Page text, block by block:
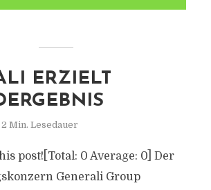
ERZIELT
2 Min. Lesedauer
post![Total: 0 Average: 0] Der
Generali Group